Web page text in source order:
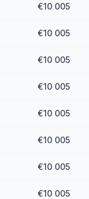
€10 005
€10 005
€10 005
€10 005
€10 005
€10 005
€10 005
€10 005